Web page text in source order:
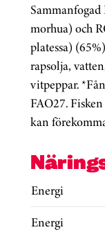
morhua) och
platessa)
rapsolja,
vitpeppar.
FAO27.
kan
Energi
Energi